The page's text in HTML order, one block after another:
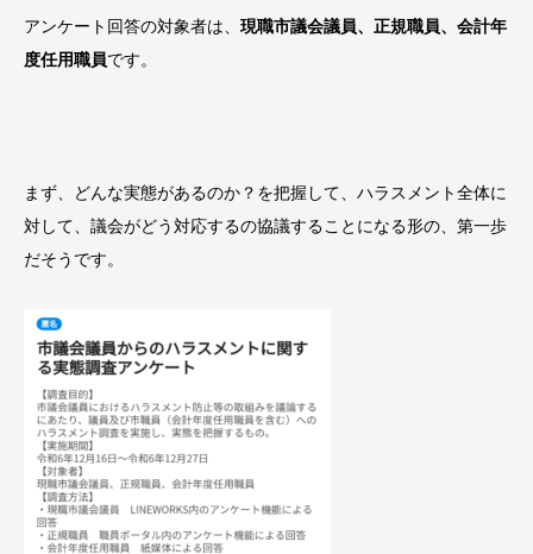
アンケート回答の対象者は、 現職市議会議員、正規職員、会計年
度任用職員です。
まず、どんな実態があるのか？を把握して、ハラスメント全体に
対して、議会がどう対応するの協議することになる形の、第一歩
だそうです。